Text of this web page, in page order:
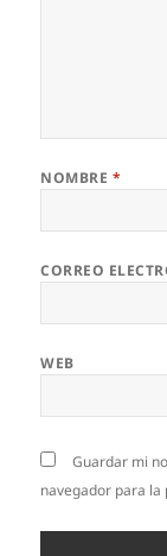
NOMBRE *
CORREO
WEB
Guardar mi
navegador para la